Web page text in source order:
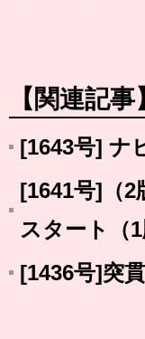
【関連記事
[1643号] ナ
[1641号]（2
スタート（
[1436号]突